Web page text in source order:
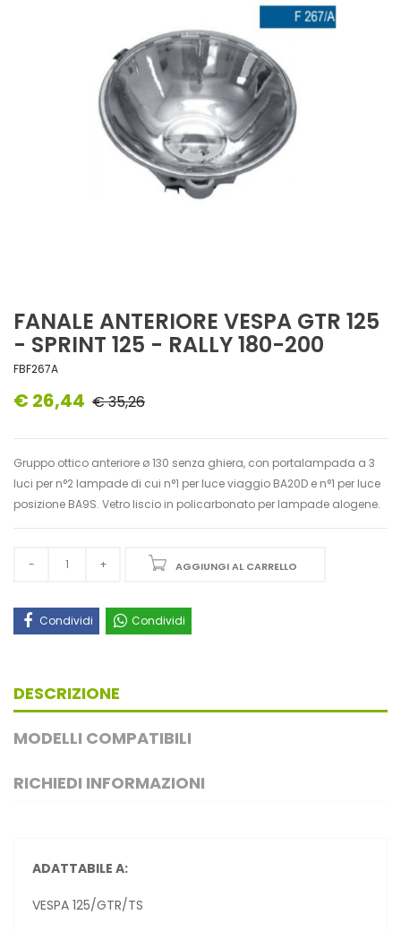
FANALE ANTERIORE VESPA GTR 125
- SPRINT 125 - RALLY 180-200
FBF267A
€ 26,44 € 35,26
Gruppo ottico anteriore ø 130 senza ghiera, con portalampada a 3
luci per n°2 lampade di cui n°1 per luce viaggio BA20D e n°1 per luce
posizione BA9S. Vetro liscio in policarbonato per lampade alogene.
AGGIUNGI AL CARRELLO
Condividi Condividi
DESCRIZIONE
MODELLI COMPATIBILI
RICHIEDI INFORMAZIONI
ADATTABILE A:
VESPA 125/GTR/TS